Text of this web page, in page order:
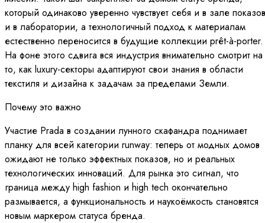
который одинаково уверенно чувствует себя и в зале
и в лаборатории, а технологичный подход к материалам
естественно переносится в будущие коллекции prêt-à-porter.
На фоне этого сдвига вся индустрия внимательно смотрит на
то, как luxury-секторы адаптируют свои знания в области
текстиля и дизайна к задачам за пределами Земли.
Почему это важно
Участие Prada в создании лунного скафандра поднимает
планку для всей категории runway: теперь от модных домов
ожидают не только эффектных показов, но и реальных
технологических инноваций. Для рынка это сигнал, что
граница между high fashion и high tech окончательно
размывается, а функциональность и наукоёмкость становятся
новым маркером статуса бренда.